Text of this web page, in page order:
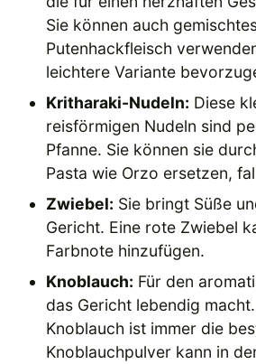
Sie können auch
Putenhackfleisch
leichtere Variante
Kritharaki-Nudeln: Diese
reisförmigen Nudeln sind
Pfanne. Sie können sie
Pasta wie Orzo ersetzen,
Zwiebel: Sie bringt Süße
Gericht. Eine rote Zwiebel
Farbnote hinzufügen.
Knoblauch: Für den
das Gericht lebendig
Knoblauch ist immer die
Knoblauchpulver kann in